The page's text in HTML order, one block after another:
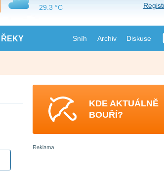
ŘEKY Sníh Archiv Diskuse
29.3 °C
KDE AKTUÁLNĚ
BOUŘÍ?